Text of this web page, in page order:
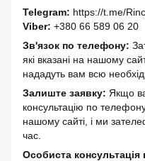
Telegram: https://t.me/
Viber: +380 66 589 06 20
Зв'язок по телефону:
які вказані на нашому
нададуть вам всю
Залиште заявку: Якщо
консультацію по
нашому сайті, і ми
час.
Особиста консультація